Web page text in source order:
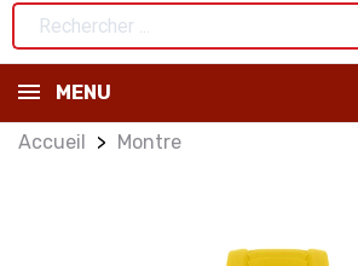
MENU
Accueil Montre